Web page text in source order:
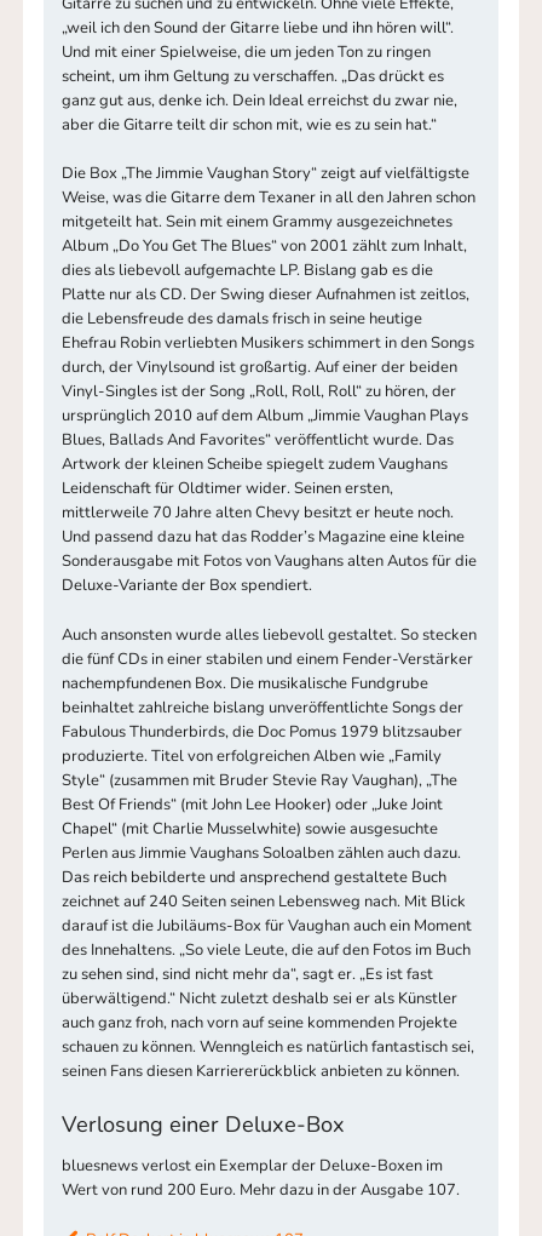
„weil ich den Sound der Gitarre liebe und ihn hören will“.
Und mit einer Spielweise, die um jeden Ton zu ringen
scheint, um ihm Geltung zu verschaffen. „Das drückt es
ganz gut aus, denke ich. Dein Ideal erreichst du zwar nie,
aber die Gitarre teilt dir schon mit, wie es zu sein hat.“
Die Box „The Jimmie Vaughan Story“ zeigt auf vielfältigste
Weise, was die Gitarre dem Texaner in all den Jahren schon
mitgeteilt hat. Sein mit einem Grammy ausgezeichnetes
Album „Do You Get The Blues“ von 2001 zählt zum Inhalt,
dies als liebevoll aufgemachte LP. Bislang gab es die
Platte nur als CD. Der Swing dieser Aufnahmen ist zeitlos,
die Lebensfreude des damals frisch in seine heutige
Ehefrau Robin verliebten Musikers schimmert in den Songs
durch, der Vinylsound ist großartig. Auf einer der beiden
Vinyl-Singles ist der Song „Roll, Roll, Roll“ zu hören, der
ursprünglich 2010 auf dem Album „Jimmie Vaughan Plays
Blues, Ballads And Favorites“ veröffentlicht wurde. Das
Artwork der kleinen Scheibe spiegelt zudem Vaughans
Leidenschaft für Oldtimer wider. Seinen ersten,
mittlerweile 70 Jahre alten Chevy besitzt er heute noch.
Und passend dazu hat das Rodder’s Magazine eine kleine
Sonderausgabe mit Fotos von Vaughans alten Autos für die
Deluxe-Variante der Box spendiert.
Auch ansonsten wurde alles liebevoll gestaltet. So stecken
die fünf CDs in einer stabilen und einem Fender-Verstärker
nachempfundenen Box. Die musikalische Fundgrube
beinhaltet zahlreiche bislang unveröffentlichte Songs der
Fabulous Thunderbirds, die Doc Pomus 1979 blitzsauber
produzierte. Titel von erfolgreichen Alben wie „Family
Style“ (zusammen mit Bruder Stevie Ray Vaughan), „The
Best Of Friends“ (mit John Lee Hooker) oder „Juke Joint
Chapel“ (mit Charlie Musselwhite) sowie ausgesuchte
Perlen aus Jimmie Vaughans Soloalben zählen auch dazu.
Das reich bebilderte und ansprechend gestaltete Buch
zeichnet auf 240 Seiten seinen Lebensweg nach. Mit Blick
darauf ist die Jubiläums-Box für Vaughan auch ein Moment
des Innehaltens. „So viele Leute, die auf den Fotos im Buch
zu sehen sind, sind nicht mehr da“, sagt er. „Es ist fast
überwältigend.“ Nicht zuletzt deshalb sei er als Künstler
auch ganz froh, nach vorn auf seine kommenden Projekte
schauen zu können. Wenngleich es natürlich fantastisch sei,
seinen Fans diesen Karriererückblick anbieten zu können.
Verlosung einer Deluxe-Box
bluesnews verlost ein Exemplar der Deluxe-Boxen im
Wert von rund 200 Euro. Mehr dazu in der Ausgabe 107.